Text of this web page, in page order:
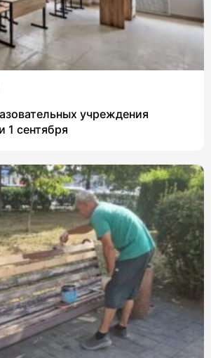
учреждения
1 сентября